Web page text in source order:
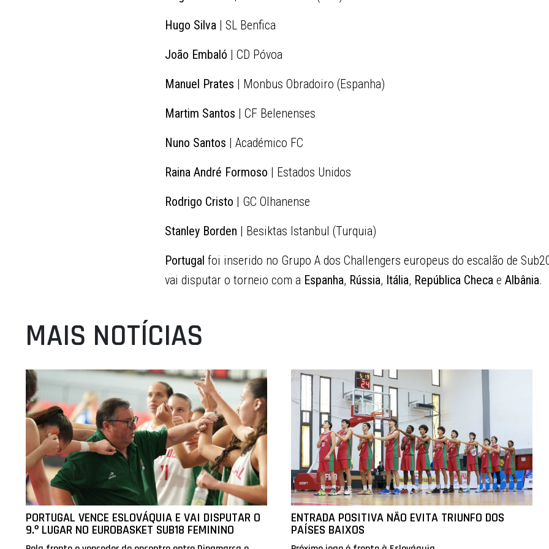
Hugo Silva | SL Benfica
João Embaló | CD Póvoa
Manuel Prates | Monbus Obradoiro (Espanha)
Martim Santos | CF Belenenses
Nuno Santos | Académico FC
Raina André Formoso | Estados Unidos
Rodrigo Cristo | GC Olhanense
Stanley Borden | Besiktas Istanbul (Turquia)
Portugal foi inserido no Grupo A dos Challengers europeus do escalão de
vai disputar o torneio com a Espanha, Rússia, Itália, República Checa e Albânia.
MAIS NOTÍCIAS
PORTUGAL VENCE ESLOVÁQUIA E VAI DISPUTAR O
9.º LUGAR NO EUROBASKET SUB18 FEMININO
ENTRADA POSITIVA NÃO EVITA TRIUNFO DOS
PAÍSES BAIXOS